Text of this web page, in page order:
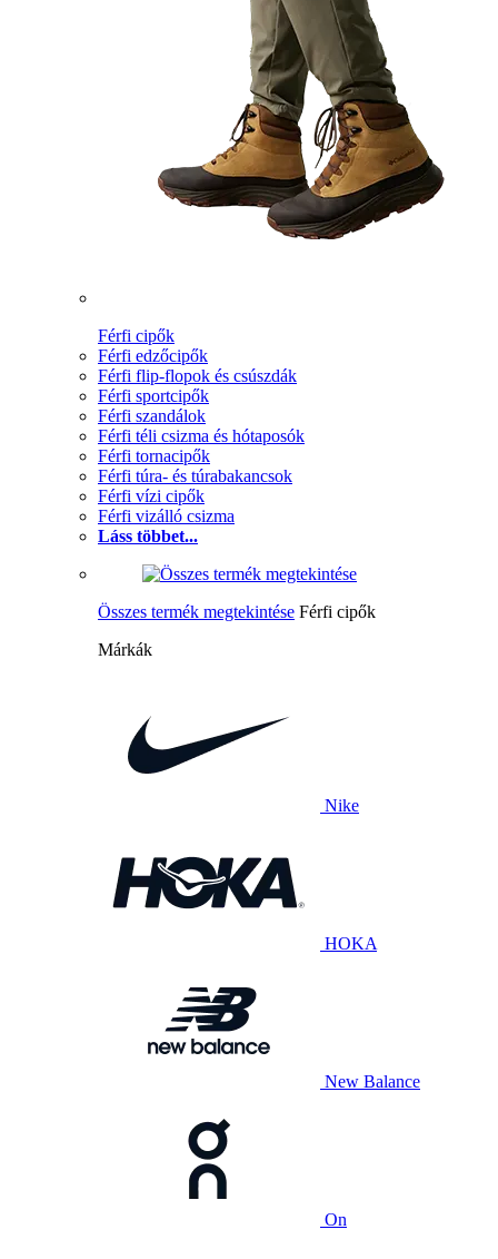
Férfi cipők
Férfi edzőcipők
Férfi flip-flopok és csúszdák
Férfi sportcipők
Férfi szandálok
Férfi téli csizma és hótaposók
Férfi tornacipők
Férfi túra- és túrabakancsok
Férfi vízi cipők
Férfi vizálló csizma
Láss többet...
Összes termék megtekintése Férfi cipők
Márkák
Nike
HOKA
New Balance
On